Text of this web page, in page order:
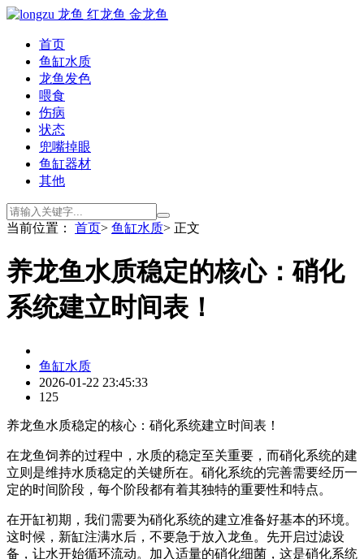
首页
鱼缸水质
龙鱼发色
喂食
伤病
状态
兜嘴掉眼
鱼缸器材
其他
当前位置： 首页> 鱼缸水质> 正文
养龙鱼水质稳定的核心：硝化
系统建立时间表！
鱼缸水质
2026-01-22 23:45:33
125
养龙鱼水质稳定的核心：硝化系统建立时间表！
在龙鱼饲养的过程中，水质的稳定至关重要，而硝化系统的建
立则是维持水质稳定的关键所在。硝化系统的完善需要经历一
定的时间阶段，每个阶段都有着其独特的重要性和特点。
在开缸初期，我们需要为硝化系统的建立准备好基本的环境。
这时候，新缸注满水后，不要急于放入龙鱼。先开启过滤设
备，让水开始循环流动。加入适量的硝化细菌，这是硝化系统